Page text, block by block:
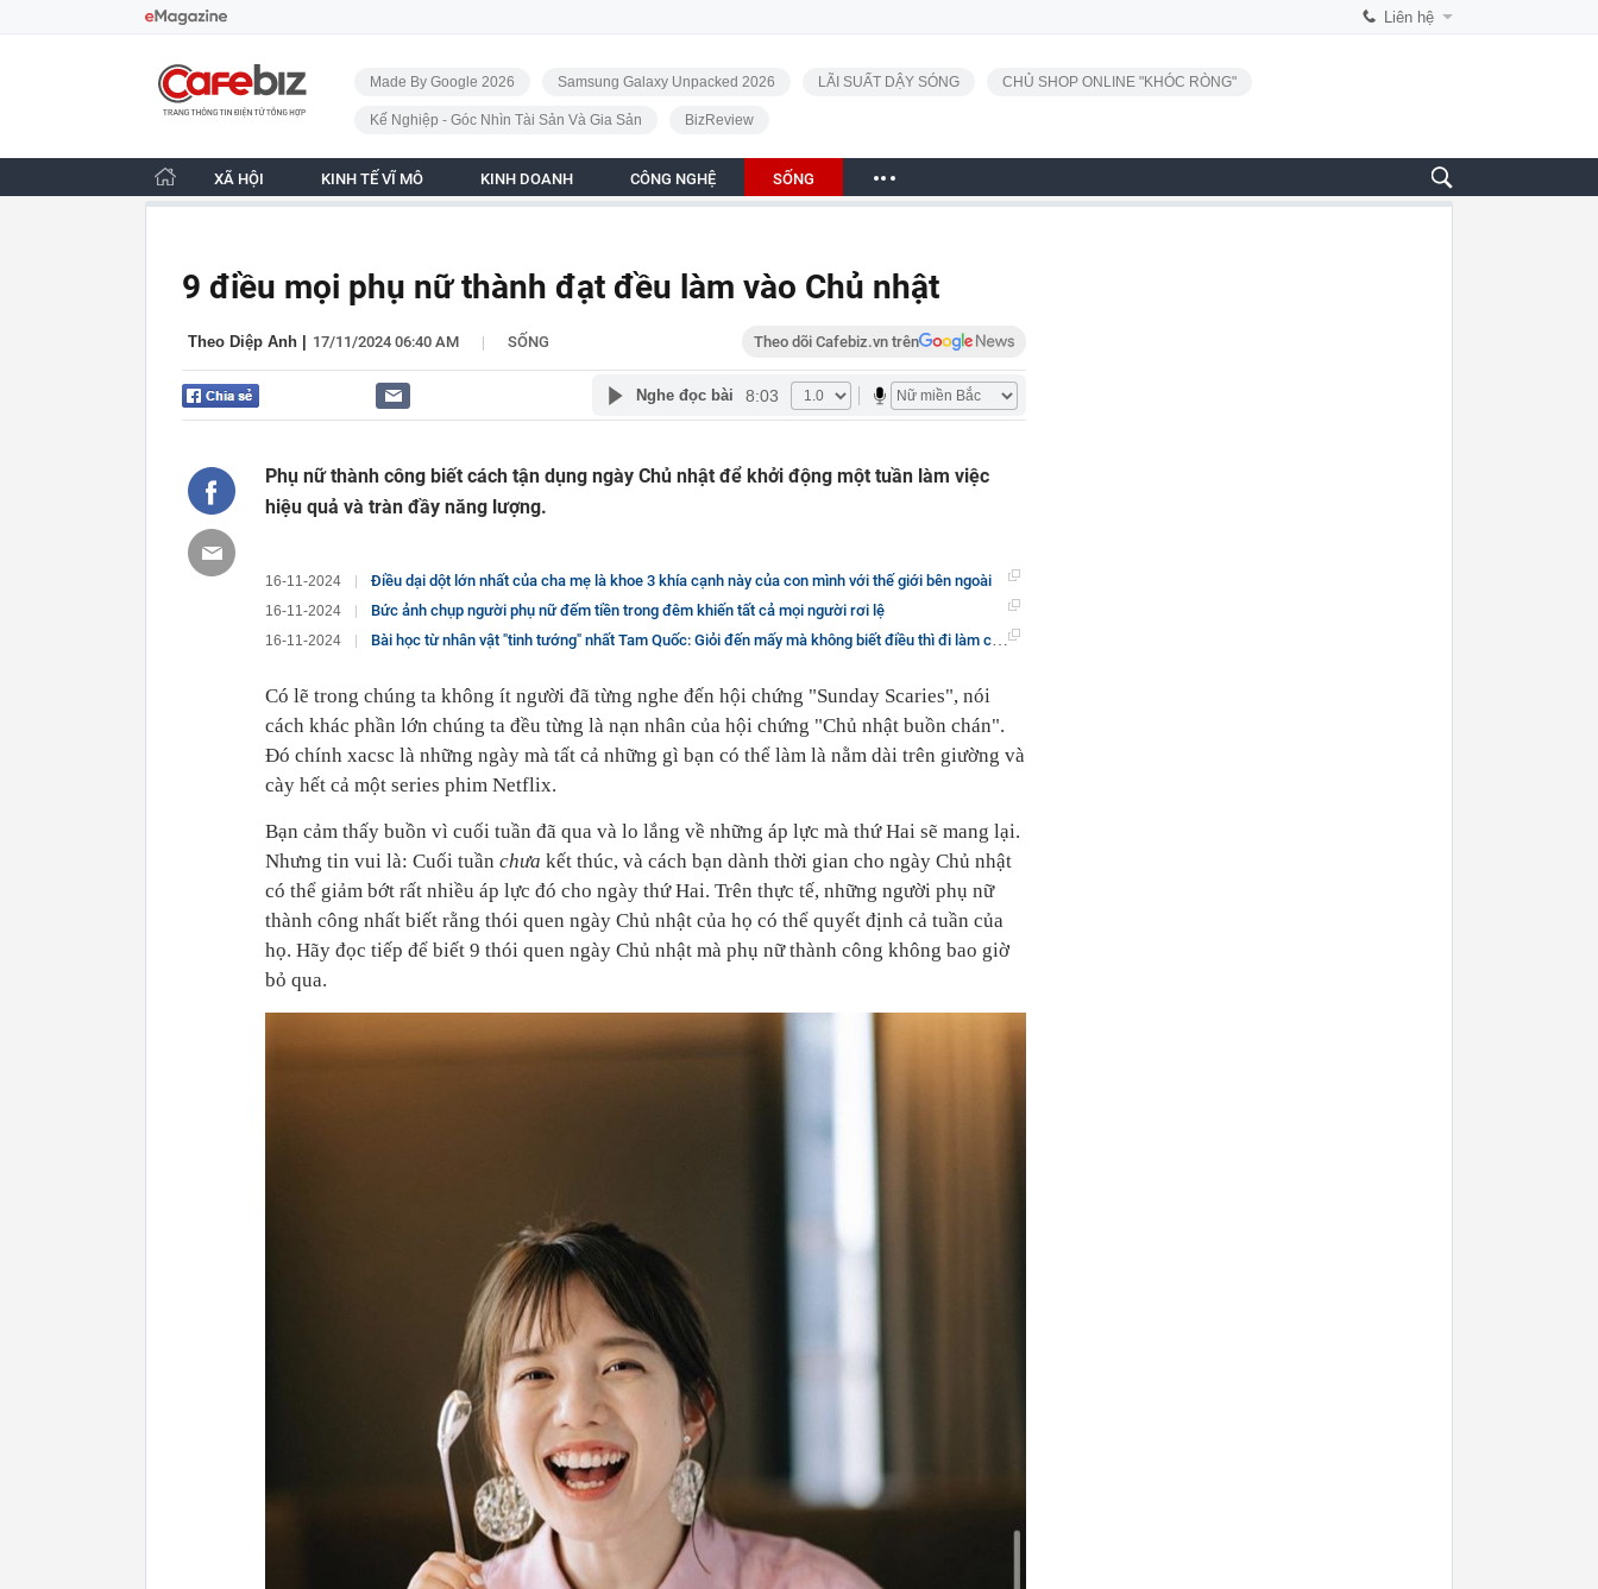
Liên hệ
CafeBiz - Trang chủ
Made By Google 2026 Samsung Galaxy Unpacked 2026 LÃI SUẤT DẬY SÓNG CHỦ SHOP ONLINE "KHÓC RÒNG"
Kế Nghiệp - Góc Nhìn Tài Sản Và Gia Sản BizReview
XÃ HỘI KINH TẾ VĨ MÔ KINH DOANH CÔNG NGHỆ SỐNG
9 điều mọi phụ nữ thành đạt đều làm vào Chủ nhật
Theo Diệp Anh 17/11/2024 06:40 AM | SỐNG Theo dõi Cafebiz.vn trên
Nghe đọc bài 8:03
Phụ nữ thành công biết cách tận dụng ngày Chủ nhật để khởi động một tuần làm việc
hiệu quả và tràn đầy năng lượng.
16-11-2024 Điều dại dột lớn nhất của cha mẹ là khoe 3 khía cạnh này của con mình với thế giới bên ngoài
16-11-2024 Bức ảnh chụp người phụ nữ đếm tiền trong đêm khiến tất cả mọi người rơi lệ
16-11-2024 Bài học từ nhân vật "tinh tướng" nhất Tam Quốc: Giỏi đến mấy mà không biết điều thì đi làm cũng chẳng được trọng dụng
Có lẽ trong chúng ta không ít người đã từng nghe đến hội chứng "Sunday Scaries", nói
cách khác phần lớn chúng ta đều từng là nạn nhân của hội chứng "Chủ nhật buồn chán".
Đó chính xacsc là những ngày mà tất cả những gì bạn có thể làm là nằm dài trên giường và
cày hết cả một series phim Netflix.
Bạn cảm thấy buồn vì cuối tuần đã qua và lo lắng về những áp lực mà thứ Hai sẽ mang lại.
Nhưng tin vui là: Cuối tuần chưa kết thúc, và cách bạn dành thời gian cho ngày Chủ nhật
có thể giảm bớt rất nhiều áp lực đó cho ngày thứ Hai. Trên thực tế, những người phụ nữ
thành công nhất biết rằng thói quen ngày Chủ nhật của họ có thể quyết định cả tuần của
họ. Hãy đọc tiếp để biết 9 thói quen ngày Chủ nhật mà phụ nữ thành công không bao giờ
bỏ qua.